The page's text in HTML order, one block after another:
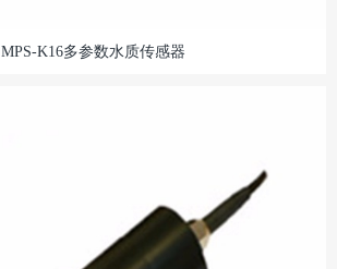
MPS-K16多参数水质传感器